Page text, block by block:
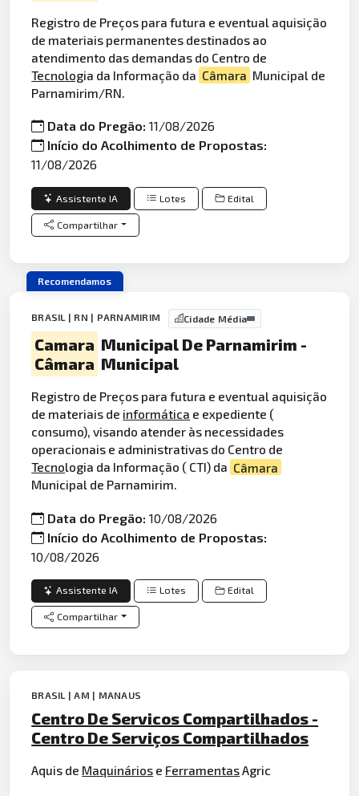
Registro de Preços para futura e eventual aquisição
de materiais permanentes destinados ao
atendimento das demandas do Centro de
Tecnologia da Informação da Câmara Municipal de
Parnamirim/RN.
Data do Pregão:11/08/2026
Início do Acolhimento de Propostas:
11/08/2026
Assistente IA Lotes Edital
Compartilhar
Recomendamos
BRASIL | RN | PARNAMIRIM Cidade Média
Camara Municipal De Parnamirim -
Câmara Municipal
Registro de Preços para futura e eventual aquisição
de materiais de informática e expediente (
consumo), visando atender às necessidades
operacionais e administrativas do Centro de
Tecnologia da Informação ( CTI) da Câmara
Municipal de Parnamirim.
Data do Pregão:10/08/2026
Início do Acolhimento de Propostas:
10/08/2026
Assistente IA Lotes Edital
Compartilhar
BRASIL | AM | MANAUS
Centro De Servicos Compartilhados -
Centro De Serviços Compartilhados
Aquis de Maquinários e FerramentasAgric